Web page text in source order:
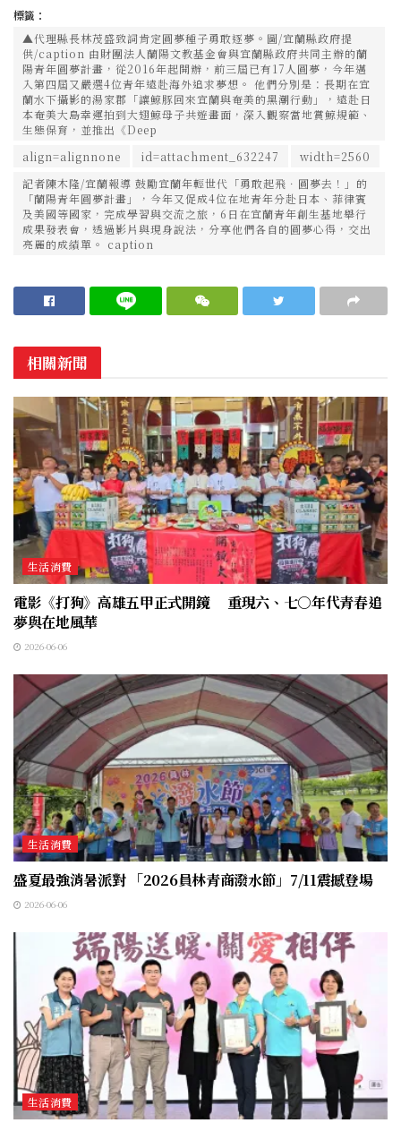
標籤：
▲代理縣長林茂盛致詞肯定圓夢種子勇敢逐夢。圖/宜蘭縣政府提
供/caption 由財團法人蘭陽文教基金會與宜蘭縣政府共同主辦的蘭
陽青年圓夢計畫，從2016年起開辦，前三屆已有17人圓夢，今年邁
入第四屆又嚴選4位青年遠赴海外追求夢想。 他們分別是：長期在宜
蘭水下攝影的湯家郡「讓鯨豚回來宜蘭與奄美的黑潮行動」，遠赴日
本奄美大島幸運拍到大翅鯨母子共遊畫面，深入觀察當地賞鯨規範、
生態保育，並推出《Deep
align=alignnone
id=attachment_632247
width=2560
記者陳木隆/宜蘭報導 鼓勵宜蘭年輕世代「勇敢起飛．圓夢去！」的
「蘭陽青年圓夢計畫」，今年又促成4位在地青年分赴日本、菲律賓
及美國等國家，完成學習與交流之旅，6日在宜蘭青年創生基地舉行
成果發表會，透過影片與現身說法，分享他們各自的圓夢心得，交出
亮麗的成績單。 caption
相關新聞
生活消費
電影《打狗》高雄五甲正式開鏡 重現六、七○年代青春追
夢與在地風華
2026-06-06
生活消費
盛夏最強消暑派對 「2026員林青商潑水節」7/11震撼登場
2026-06-06
生活消費